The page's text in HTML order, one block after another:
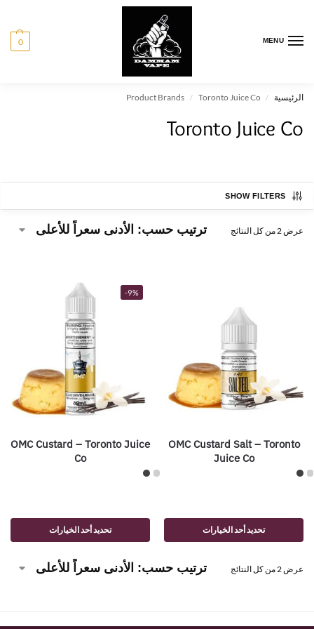
MENU
0
الرئيسية /
Product Brands / Toronto Juice Co
Toronto Juice Co
SHOW FILTERS
عرض ⁦2⁩ من كل النتائج
OMC Custard Salt – Toronto
Juice Co
تحديد أحد الخيارات
-9%
OMC Custard – Toronto Juice
Co
تحديد أحد الخيارات
عرض ⁦2⁩ من كل النتائج